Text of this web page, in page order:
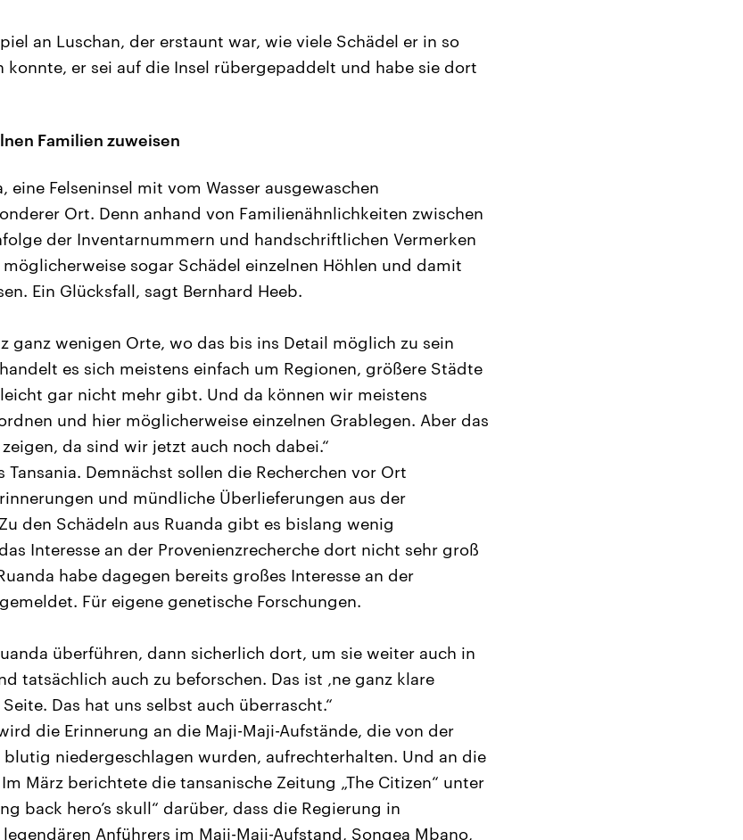
an Luschan, der erstaunt war, wie viele Schädel er in so
konnte, er sei auf die Insel rübergepaddelt und habe sie dort
Familien zuweisen
eine Felseninsel mit vom Wasser ausgewaschen
Ort. Denn anhand von Familienähnlichkeiten zwischen
der Inventarnummern und handschriftlichen Vermerken
sogar Schädel einzelnen Höhlen und damit
Ein Glücksfall, sagt Bernhard Heeb.
ganz wenigen Orte, wo das bis ins Detail möglich zu sein
es sich meistens einfach um Regionen, größere Städte
gar nicht mehr gibt. Und da können wir meistens
und hier möglicherweise einzelnen Grablegen. Aber das
da sind wir jetzt auch noch dabei.“
Demnächst sollen die Recherchen vor Ort
und mündliche Überlieferungen aus der
den Schädeln aus Ruanda gibt es bislang wenig
Interesse an der Provenienzrecherche dort nicht sehr groß
habe dagegen bereits großes Interesse an der
Für eigene genetische Forschungen.
überführen, dann sicherlich dort, um sie weiter auch in
tatsächlich auch zu beforschen. Das ist ‚ne ganz klare
Das hat uns selbst auch überrascht.“
die Erinnerung an die Maji-Maji-Aufstände, die von der
niedergeschlagen wurden, aufrechterhalten. Und an die
März berichtete die tansanische Zeitung „The Citizen“ unter
back hero’s skull“ darüber, dass die Regierung in
Anführers im Maji-Maji-Aufstand, Songea Mbano,